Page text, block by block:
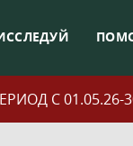
С 01.05.26-